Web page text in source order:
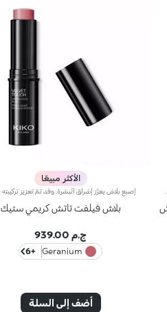
الأكثر مبيعًا
بلاش فيلفت تاتش كريمي ستيك
ج.م 939.00
Geranium
+6
أضف إلى السلة